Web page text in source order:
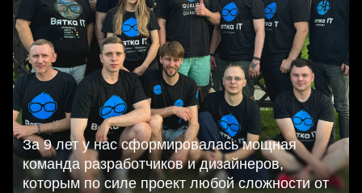
За 9 лет у нас сформировалась мощная
команда разработчиков и дизайнеров,
которым по силе проект любой сложности от